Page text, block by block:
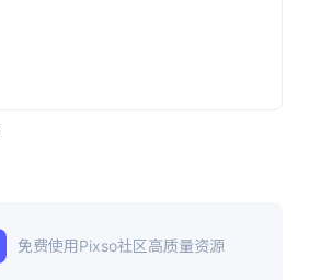
免费使用Pixso社区高质量资源